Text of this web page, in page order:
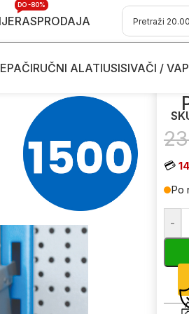
RASPRODAJA
DO -80%
RUČNI ALATIUSISIVAČI /
i pribor Polica s držačima UNIOR
💳
Po
-